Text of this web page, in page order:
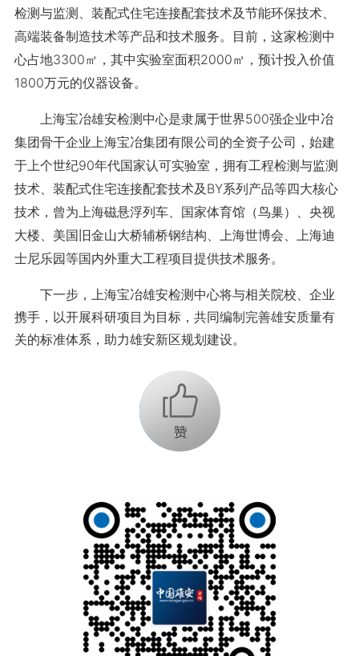
检测与监测、装配式住宅连接配套技术及节能环保技术、
高端装备制造技术等产品和技术服务。目前，这家检测中
心占地3300㎡，其中实验室面积2000㎡，预计投入价值
1800万元的仪器设备。
上海宝冶雄安检测中心是隶属于世界500强企业中冶
集团骨干企业上海宝冶集团有限公司的全资子公司，始建
于上个世纪90年代国家认可实验室，拥有工程检测与监测
技术、装配式住宅连接配套技术及BY系列产品等四大核心
技术，曾为上海磁悬浮列车、国家体育馆（鸟巢）、央视
大楼、美国旧金山大桥辅桥钢结构、上海世博会、上海迪
士尼乐园等国内外重大工程项目提供技术服务。
下一步，上海宝冶雄安检测中心将与相关院校、企业
携手，以开展科研项目为目标，共同编制完善雄安质量有
关的标准体系，助力雄安新区规划建设。
+1